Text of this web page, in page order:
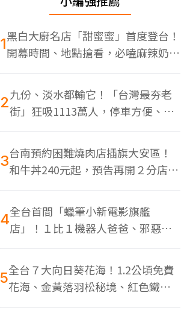
1黑白大廚名店「甜蜜蜜」首度登台！
開幕時間、地點搶看，必嗑麻辣奶油
蝦
2九份、淡水都輸它！「台灣最夯老
街」狂吸1113萬人，停車方便、特
色美食多
3台南預約困難燒肉店插旗大安區！
和牛丼240元起，預告再開２分店、
地點曝光
4全台首間「蠟筆小新電影旗艦
店」！１比１機器人爸爸、邪惡正
男，百款周邊買翻
5全台７大向日葵花海！1.2公頃免費
花海、金黃落羽松秘境、紅色鐵橋
同框